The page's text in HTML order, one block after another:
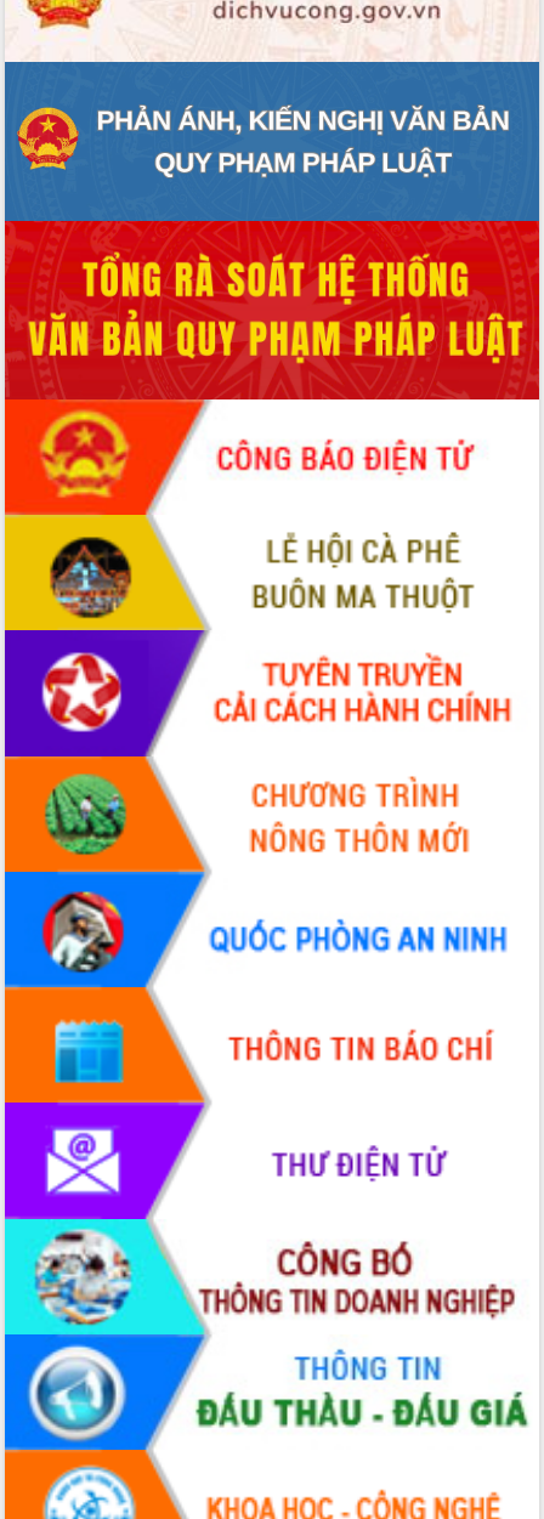
Lễ truy điệu và an táng hài cốt liệt sĩ
tại Nghĩa trang Liệt sĩ xã Sơn Hòa
định EUDR
Thứ trưởng Bộ Nông nghiệp và Môi
trường Nguyễn Hoàng Hiệp khảo sát
sầu riêng tại Đắk Lắk
Trình diễn nghệ thuật chế biến các
món ăn từ sầu riêng
Đắk Lắk công bố Quy hoạch và xúc
tiến đầu tư tỉnh
Ngành cá ngừ Đắk Lắk chủ động thích
ứng để giữ vững thị trường xuất khẩu
Diễn đàn Kinh tế tư nhân Việt Nam đột
phá cơ chế - Hợp tác công tư
Đề án 06 tạo bước ngoặt đột phá trong
cải cách hành chính tỉnh Đắk Lắk
Kết nối tour, đẩy mạnh chuyển đổi số
để phát triển du lịch Đắk Lắk
Khởi động Dự án Đầu tư xây dựng hạ
tầng kỹ thuật Cụm công nghiệp Tân
Tiến
Gặp mặt các cơ quan báo chí nhân Kỷ
niệm 101 năm Ngày Báo chí Cách
mạng Việt Nam
Đắk Lắk sơ kết 4 năm triển khai thực
hiện Đề án 06 của Chính phủ
Họp báo thông tin về Hội nghị Công bố
Quy hoạch và Xúc tiến đầu tư tỉnh Đắk
Khơi thông điểm nghẽn, đẩy nhanh
giải ngân vốn khắc phục thiên tai
HĐND tỉnh thông qua điều chỉnh Quy
hoạch tỉnh thời kỳ 2021-2030
Hội thảo góp ý hồ sơ điều chỉnh quy
hoạch tỉnh Đắk Lắk thời kỳ 2021-2030,
tầm nhìn đến năm 2050
Nâng cao hiệu quả hoạt động của các
doanh nghiệp nhà nước
Hội nghị triển khai kết nối mạng
truyền số liệu chuyên dùng phục vụ cơ
quan Đảng, Nhà nước
Lễ phát động chuỗi hoạt động chung
tay làm sạch môi trường
Xã Ea Kar bước chuyển mình trong
công tác cải cách hành chính mô hình
mới
UBND tỉnh họp báo định kỳ tháng 4
năm 2026
Hội thảo khoa học “Giải pháp thúc đẩy
phát triển nền kinh tế xanh tại tỉnh
Đắk Lắk”
Tăng cường giám sát, đôn đốc thực
hiện nhiệm vụ quản lý tài sản công
hàng tuần